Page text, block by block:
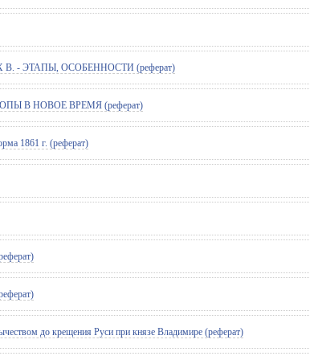
- ЭТАПЫ, ОСОБЕННОСТИ (реферат)
В НОВОЕ ВРЕМЯ (реферат)
1861 г. (реферат)
до крещения Руси при князе Владимире (реферат)